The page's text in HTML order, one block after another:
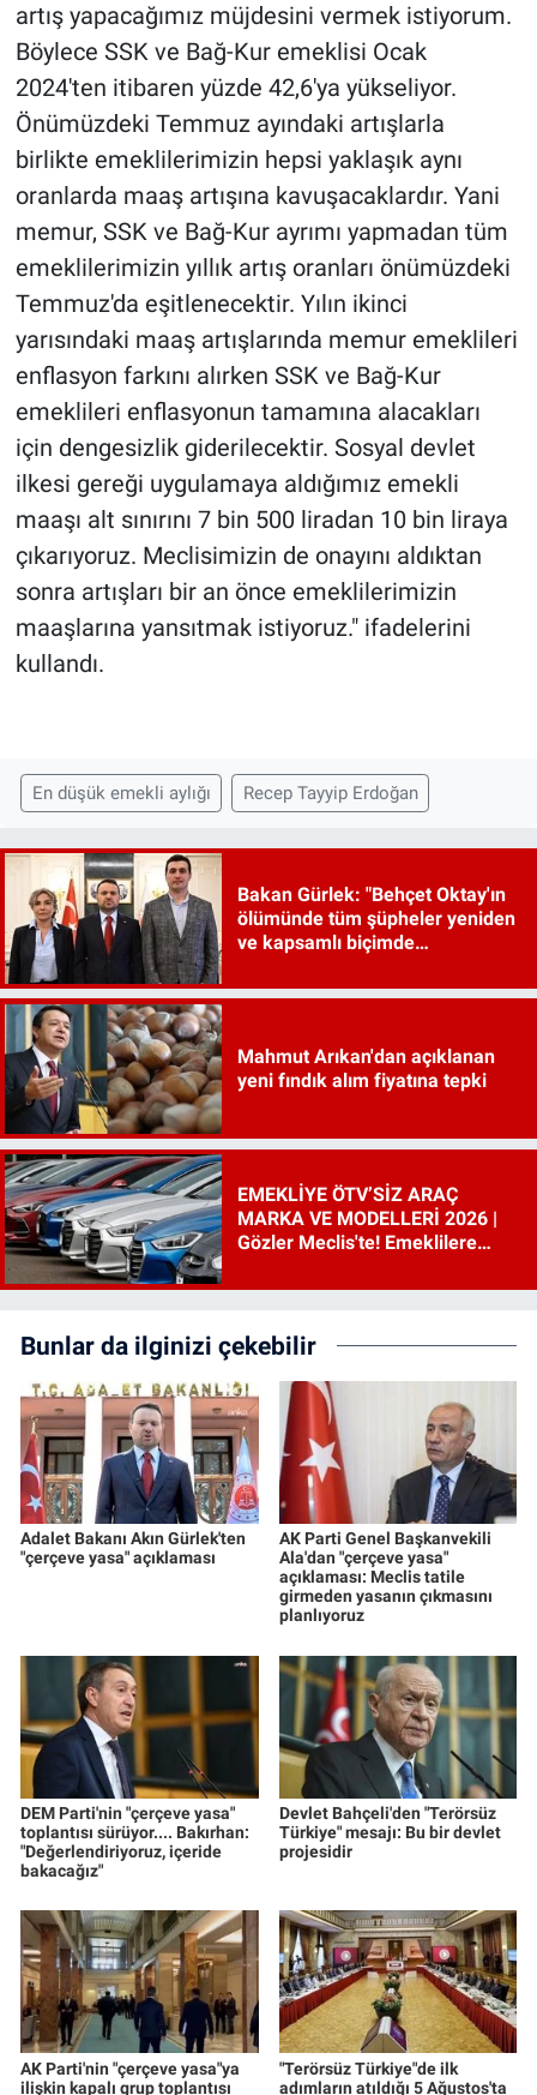
artış yapacağımız müjdesini vermek istiyorum.
Böylece SSK ve Bağ-Kur emeklisi Ocak
2024'ten itibaren yüzde 42,6'ya yükseliyor.
Önümüzdeki Temmuz ayındaki artışlarla
birlikte emeklilerimizin hepsi yaklaşık aynı
oranlarda maaş artışına kavuşacaklardır. Yani
memur, SSK ve Bağ-Kur ayrımı yapmadan tüm
emeklilerimizin yıllık artış oranları önümüzdeki
Temmuz'da eşitlenecektir. Yılın ikinci
yarısındaki maaş artışlarında memur emeklileri
enflasyon farkını alırken SSK ve Bağ-Kur
emeklileri enflasyonun tamamına alacakları
için dengesizlik giderilecektir. Sosyal devlet
ilkesi gereği uygulamaya aldığımız emekli
maaşı alt sınırını 7 bin 500 liradan 10 bin liraya
çıkarıyoruz. Meclisimizin de onayını aldıktan
sonra artışları bir an önce emeklilerimizin
maaşlarına yansıtmak istiyoruz." ifadelerini
kullandı.
En düşük emekli aylığı Recep Tayyip Erdoğan
Bakan Gürlek: "Behçet Oktay'ın
ölümünde tüm şüpheler yeniden
ve kapsamlı biçimde
Mahmut Arıkan'dan açıklanan
yeni fındık alım fiyatına tepki
EMEKLİYE ÖTV’SİZ ARAÇ
MARKA VE MODELLERİ 2026 |
Gözler Meclis'te! Emeklilere
ne?
Bunlar da ilginizi çekebilir
Adalet Bakanı Akın Gürlek'ten
"çerçeve yasa" açıklaması
AK Parti Genel Başkanvekili
Ala'dan "çerçeve yasa"
açıklaması: Meclis tatile
girmeden yasanın çıkmasını
planlıyoruz
DEM Parti'nin "çerçeve yasa"
toplantısı sürüyor.... Bakırhan:
"Değerlendiriyoruz, içeride
bakacağız"
Devlet Bahçeli'den "Terörsüz
Türkiye" mesajı: Bu bir devlet
projesidir
AK Parti'nin "çerçeve yasa"ya
ilişkin kapalı grup toplantısı
"Terörsüz Türkiye"de ilk
adımların atıldığı 5 Ağustos'ta